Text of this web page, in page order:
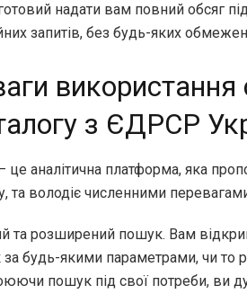
надати вам повний обсяг
запитів, без будь-яких
з ЄДРСР
це аналітична платформа, яка
та володіє численними
та розширений пошук. Вам
будь-якими параметрами, чи то
пошук під свої потреби, ви